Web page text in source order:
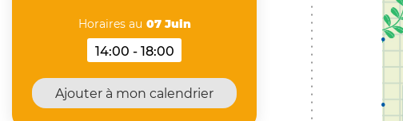
Horaires au 07 Juin
Horaires au 07 Juin 2026
14:00 - 18:00
Ajouter à mon calendrier